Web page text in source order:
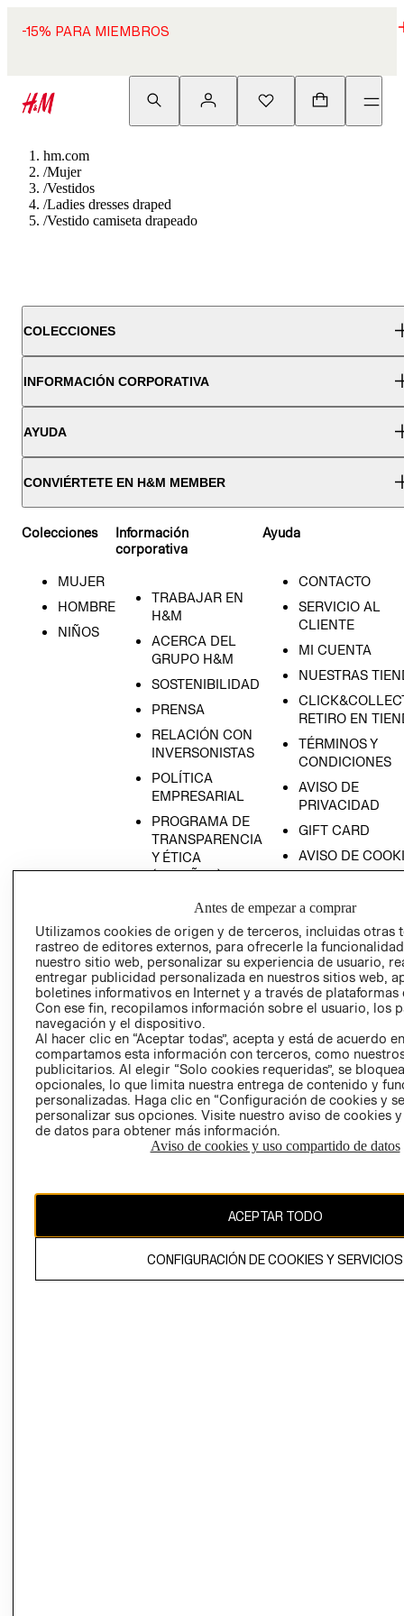
-15% PARA MIEMBROS
hm.com
/Mujer
/Vestidos
/Ladies dresses draped
/Vestido camiseta drapeado
COLECCIONES
INFORMACIÓN CORPORATIVA
AYUDA
CONVIÉRTETE EN H&M MEMBER
Colecciones
MUJER
HOMBRE
NIÑOS
Información
corporativa
TRABAJAR EN
H&M
ACERCA DEL
GRUPO H&M
SOSTENIBILIDAD
PRENSA
RELACIÓN CON
INVERSONISTAS
POLÍTICA
EMPRESARIAL
PROGRAMA DE
TRANSPARENCIA
Y ÉTICA
(ESPAÑOL)
PROGRAMA DE
Y ÉTICA (INGLÉS)
Ayuda
CONTACTO
SERVICIO AL
CLIENTE
MI CUENTA
NUESTRAS
RETIRO EN
TÉRMINOS Y
CONDICIONES
AVISO DE
PRIVACIDAD
GIFT CARD
AVISO DE
COMERCIO - SIC
PETICIONES
QUEJAS Y
RECLAMOS
Colombia ($)
CAMBIAR REGIÓN
El contenido de esta página web está protegido por copyright y es
Antes de empezar a comprar
Utilizamos cookies de origen y de terceros, incluidas otras
rastreo de editores externos, para ofrecerle la
nuestro sitio web, personalizar su experiencia de usuario,
entregar publicidad personalizada en nuestros sitios web,
boletines informativos en Internet y a través de plataformas
Con ese fin, recopilamos información sobre el usuario, los
navegación y el dispositivo.
Al hacer clic en “Aceptar todas”, acepta y está de acuerdo
compartamos esta información con terceros, como
publicitarios. Al elegir “Solo cookies requeridas”, se
opcionales, lo que limita nuestra entrega de contenido y
personalizadas. Haga clic en “Configuración de cookies y
personalizar sus opciones. Visite nuestro aviso de cookies
de datos para obtener más información.
Aviso de cookies y uso compartido de datos
ACEPTAR TODO
CONFIGURACIÓN DE COOKIES Y SERVICIOS